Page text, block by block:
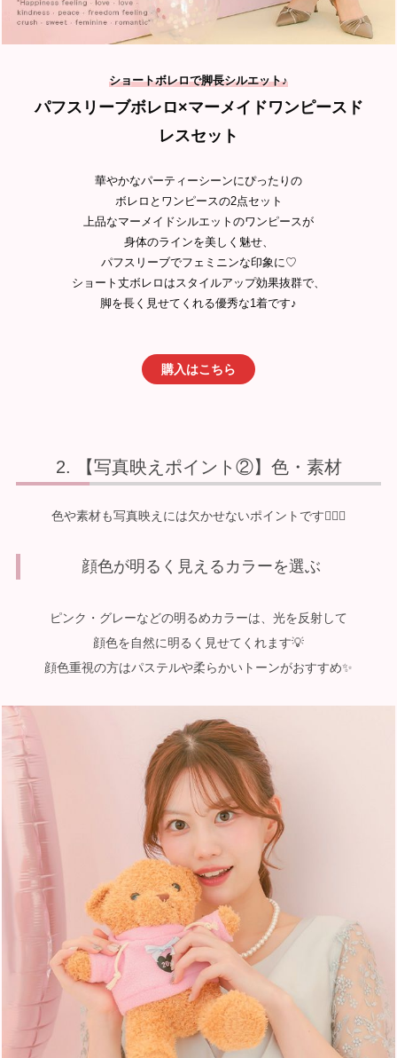
ショートボレロで脚長シルエット♪
パフスリーブボレロ×マーメイドワンピースド
レスセット
華やかなパーティーシーンにぴったりの
ボレロとワンピースの2点セット
上品なマーメイドシルエットのワンピースが
身体のラインを美しく魅せ、
パフスリーブでフェミニンな印象に♡
ショート丈ボレロはスタイルアップ効果抜群で、
脚を長く見せてくれる優秀な1着です♪
購入はこちら
【写真映えポイント②】色・素材
色や素材も写真映えには欠かせないポイントです☝🏻💕
顔色が明るく見えるカラーを選ぶ
ピンク・グレーなどの明るめカラーは、光を反射して
顔色を自然に明るく見せてくれます💡
顔色重視の方はパステルや柔らかいトーンがおすすめ✨